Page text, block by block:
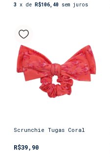
3 x de R$106,40 sem juros
Scrunchie Tugas Coral
R$39,90